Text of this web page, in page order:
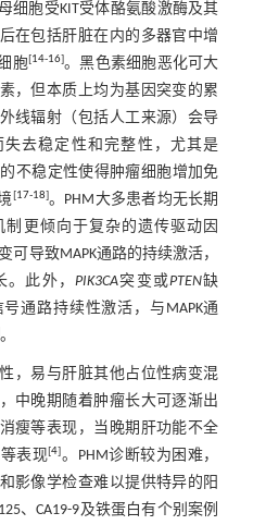
细胞受KIT受体酪氨酸激酶及其
在包括肝脏在内的多器官中增
胞[14-16]。黑色素细胞恶化可大
，但本质上均为基因突变的累
线辐射（包括人工来源）会导
失去稳定性和完整性，尤其是
不稳定性使得肿瘤细胞增加免
[17-18]。PHM大多患者均无长期
更倾向于复杂的遗传驱动因
可导致MAPK通路的持续激活，
。此外，PIK3CA突变或PTEN缺
号通路持续性激活，与MAPK通
。
，易与肝脏其他占位性病变混
中晚期随着肿瘤长大可逐渐出
瘦等表现，当晚期肝功能不全
表现[4]。PHM诊断较为困难，
影像学检查难以提供特异的阳
、CA19-9及铁蛋白有个别案例